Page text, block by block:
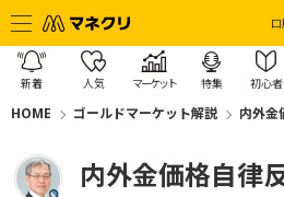
新着 人気 マーケット 特集 初心者
HOME ゴールドマーケット解説 内外
内外金価格自